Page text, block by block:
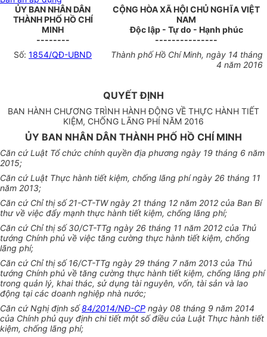
ỦY BAN NHÂN DÂN
THÀNH PHỐ HỒ CHÍ
MINH
--------
CỘNG HÒA XÃ HỘI CHỦ NGHĨA VIỆT
NAM
Độc lập - Tự do - Hạnh phúc
---------------
Số: 1854/QĐ-UBND
Thành phố Hồ Chí Minh, ngày 14 tháng
4 năm 2016
QUYẾT ĐỊNH
BAN HÀNH CHƯƠNG TRÌNH HÀNH ĐỘNG VỀ THỰC HÀNH TIẾT
KIỆM, CHỐNG LÃNG PHÍ NĂM 2016
ỦY BAN NHÂN DÂN THÀNH PHỐ HỒ CHÍ MINH
Căn cứ Luật Tổ chức chính quyền địa phương ngày 19 tháng 6 năm
2015;
Căn cứ Luật Thực hành tiết kiệm, chống lãng phí ngày 26 tháng 11
năm 2013;
Căn cứ Chỉ thị số 21-CT-TW ngày 21 tháng 12 năm 2012 của Ban Bí
thư về việc đẩy mạnh thực hành tiết kiệm, chống lãng phí;
Căn cứ Chỉ thị số 30/CT-TTg ngày 26 tháng 11 năm 2012 của Thủ
tướng Chính phủ về việc tăng cường thực hành tiết kiệm, chống
lãng phí;
Căn cứ Chỉ thị số 16/CT-TTg ngày 29 tháng 7 năm 2013 của Thủ
tướng Chính phủ về tăng cường thực hành tiết kiệm, chống lãng phí
trong quản lý, khai thác, sử dụng tài nguyên, vốn, tài sản và lao
động tại các doanh nghiệp nhà nước;
Căn cứ Nghị định số84/2014/NĐ-CP ngày 08 tháng 9 năm 2014
của Chính phủ quy định chi tiết một số điều của Luật Thực hành tiết
kiệm, chống lãng phí;